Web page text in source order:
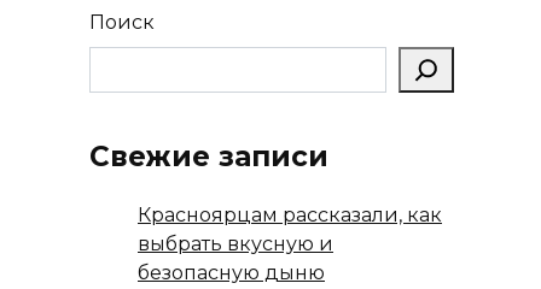
Поиск
Свежие записи
Красноярцам рассказали, как
выбрать вкусную и
безопасную дыню